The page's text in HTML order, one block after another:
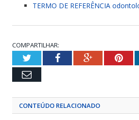
TERMO DE REFERÊNCIA
COMPARTILHAR:
TwitterFacebookGoogle+
Email
CONTEÚDO RELACIONADO